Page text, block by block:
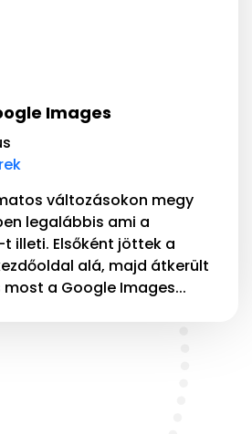
Images
változásokon megy
legalábbis ami a
illeti. Elsőként jöttek a
alá, majd átkerült
most a Google Images...